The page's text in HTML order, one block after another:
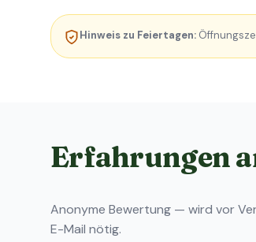
Hinweis zu Feiertagen:
Erfahrungen
Anonyme Bewertung — wird vor
E-Mail nötig.